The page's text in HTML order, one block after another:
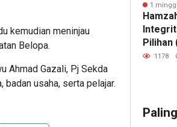
kemudian meninjau
Belopa.
Ahmad Gazali, Pj Sekda
badan usaha, serta pelajar.
1
Pilihan
1178